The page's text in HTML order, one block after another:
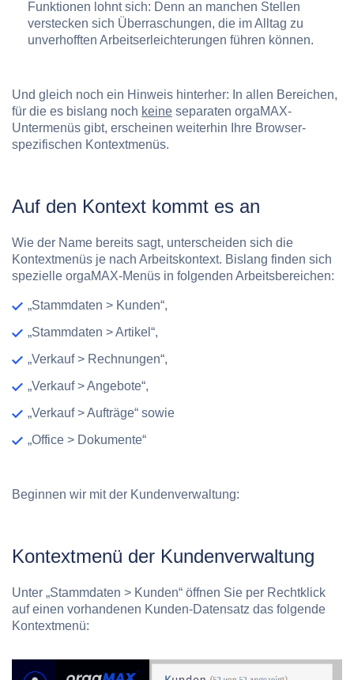
Funktionen lohnt sich: Denn an manchen Stellen
verstecken sich Überraschungen, die im Alltag zu
unverhofften Arbeitserleichterungen führen können.
Und gleich noch ein Hinweis hinterher: In allen Bereichen,
für die es bislang noch keine separaten orgaMAX-
Untermenüs gibt, erscheinen weiterhin Ihre Browser-
spezifischen Kontextmenüs.
Auf den Kontext kommt es an
Wie der Name bereits sagt, unterscheiden sich die
Kontextmenüs je nach Arbeitskontext. Bislang finden sich
spezielle orgaMAX-Menüs in folgenden Arbeitsbereichen:
„Stammdaten > Kunden“,
„Stammdaten > Artikel“,
„Verkauf > Rechnungen“,
„Verkauf > Angebote“,
„Verkauf > Aufträge“ sowie
„Office > Dokumente“
Beginnen wir mit der Kundenverwaltung:
Kontextmenü der Kundenverwaltung
Unter „Stammdaten > Kunden“ öffnen Sie per Rechtklick
auf einen vorhandenen Kunden-Datensatz das folgende
Kontextmenü: